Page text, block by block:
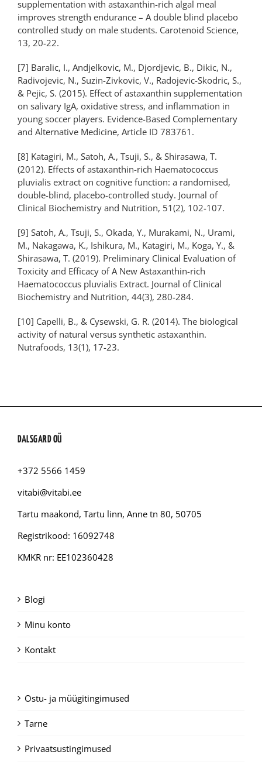
supplementation with astaxanthin-rich algal meal
improves strength endurance – A double blind placebo
controlled study on male students. Carotenoid Science,
13, 20-22.
[7] Baralic, I., Andjelkovic, M., Djordjevic, B., Dikic, N.,
Radivojevic, N., Suzin-Zivkovic, V., Radojevic-Skodric, S.,
& Pejic, S. (2015). Effect of astaxanthin supplementation
on salivary IgA, oxidative stress, and inflammation in
young soccer players. Evidence-Based Complementary
and Alternative Medicine, Article ID 783761.
[8] Katagiri, M., Satoh, A., Tsuji, S., & Shirasawa, T.
(2012). Effects of astaxanthin-rich Haematococcus
pluvialis extract on cognitive function: a randomised,
double-blind, placebo-controlled study. Journal of
Clinical Biochemistry and Nutrition, 51(2), 102-107.
[9] Satoh, A., Tsuji, S., Okada, Y., Murakami, N., Urami,
M., Nakagawa, K., Ishikura, M., Katagiri, M., Koga, Y., &
Shirasawa, T. (2019). Preliminary Clinical Evaluation of
Toxicity and Efficacy of A New Astaxanthin-rich
Haematococcus pluvialis Extract. Journal of Clinical
Biochemistry and Nutrition, 44(3), 280-284.
[10] Capelli, B., & Cysewski, G. R. (2014). The biological
activity of natural versus synthetic astaxanthin.
Nutrafoods, 13(1), 17-23.
DALSGARD OÜ
+372 5566 1459
vitabi@vitabi.ee
Tartu maakond, Tartu linn, Anne tn 80, 50705
Registrikood: 16092748
KMKR nr: EE102360428
Blogi
Minu konto
Kontakt
Ostu- ja müügitingimused
Tarne
Privaatsustingimused